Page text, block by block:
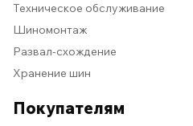
Техническое обслуживание
Шиномонтаж
Развал-схождение
Хранение шин
Покупателям